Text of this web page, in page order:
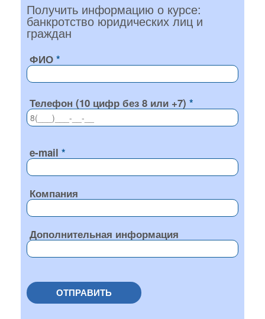
Получить информацию о курсе:
банкротство юридических лиц и
граждан
ФИО
Телефон (10 цифр без 8 или +7)
e-mail
Компания
Дополнительная информация
ОТПРАВИТЬ